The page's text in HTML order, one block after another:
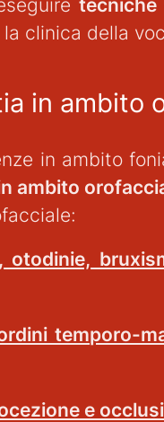
tecniche
clinica della
in ambito
in ambito
ambito
otodinie,
temporo-
e